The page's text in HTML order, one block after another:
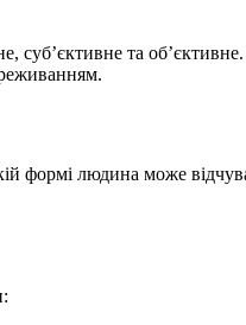
суб’єктивне та
формі людина може